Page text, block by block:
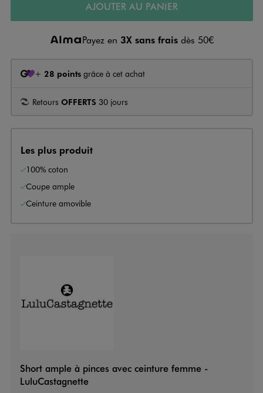
AJOUTER AU PANIER
Payez en 3X sans frais dès 50€
+ 28 points grâce à cet achat
Retours OFFERTS 30 jours
Les plus produit
100% coton
Coupe ample
Ceinture amovible
Short ample à pinces avec ceinture femme -
LuluCastagnette